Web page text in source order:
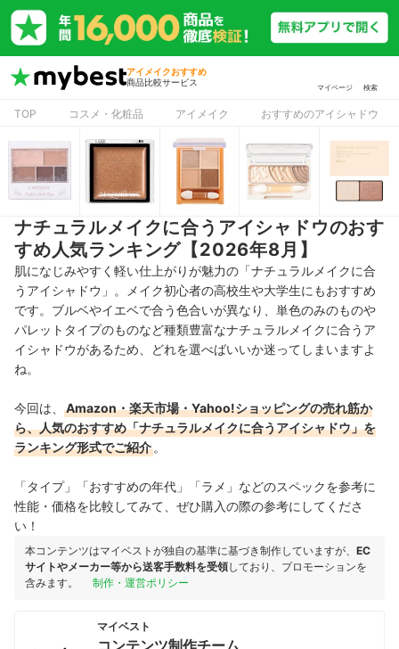
アイメイクおすすめ
商品比較サービス
マイページ 検索
TOP コスメ・化粧品 アイメイク おすすめのアイシャドウ
ナチュラルメイクに合うアイシャドウのおす
すめ人気ランキング【2026年8月】
肌になじみやすく軽い仕上がりが魅力の「ナチュラルメイクに合
うアイシャドウ」。メイク初心者の高校生や大学生にもおすすめ
です。ブルベやイエベで合う色合いが異なり、単色のみのものや
パレットタイプのものなど種類豊富なナチュラルメイクに合うア
イシャドウがあるため、どれを選べばいいか迷ってしまいますよ
ね。
今回は、
Amazon・楽天市場・Yahoo!ショッピングの売れ筋か
ら、人気のおすすめ「ナチュラルメイクに合うアイシャドウ」を
ランキング形式でご紹介 。
「タイプ」「おすすめの年代」「ラメ」などのスペックを参考に
性能・価格を比較してみて、ぜひ購入の際の参考にしてくださ
い！
本コンテンツはマイベストが独自の基準に基づき制作していますが、 EC
サイトやメーカー等から送客手数料を受領しており、プロモーションを
含みます。
制作・運営ポリシー
マイベスト
コンテンツ制作チーム